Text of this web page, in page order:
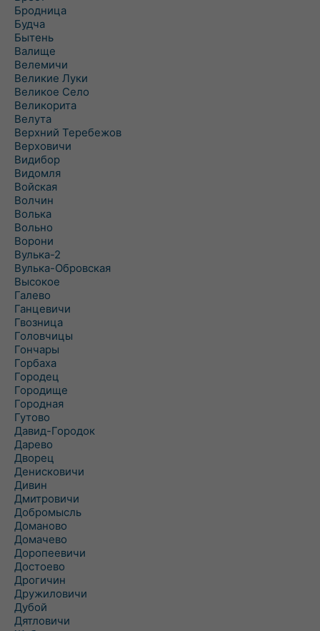
Бродница
Будча
Бытень
Валище
Велемичи
Великие Луки
Великое Село
Великорита
Велута
Верхний Теребежов
Верховичи
Видибор
Видомля
Войская
Волчин
Волька
Вольно
Ворони
Вулька-2
Вулька-Обровская
Высокое
Галево
Ганцевичи
Гвозница
Головчицы
Гончары
Горбаха
Городец
Городище
Городная
Гутово
Давид-Городок
Дарево
Дворец
Денисковичи
Дивин
Дмитровичи
Добромысль
Доманово
Домачево
Доропеевичи
Достоево
Дрогичин
Дружиловичи
Дубой
Дятловичи